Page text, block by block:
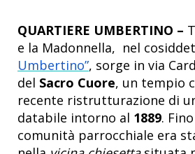
QUARTIERE UMBERTINO –
e la Madonnella, nel
Umbertino”, sorge in via
del Sacro Cuore, un tempio
recente ristrutturazione di
databile intorno al 1889.
comunità parrocchiale era